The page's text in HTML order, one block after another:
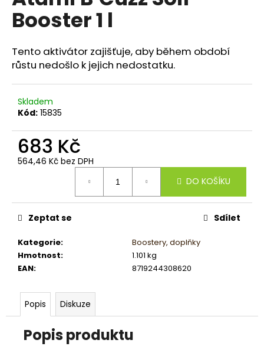
0,0
hvězdiček.
Booster 1 l
Tento aktivátor zajišťuje, aby během období
růstu nedošlo k jejich nedostatku.
Skladem
Kód: 15835
683 Kč
564,46 Kč bez DPH
DO KOŠÍKU
Kategorie:
Boostery, doplňky
Hmotnost:
1.101 kg
EAN: 8719244308620
Zeptat se Sdílet
Popis Diskuze
Popis produktu
a
j
í
t
o
p
u
č
m